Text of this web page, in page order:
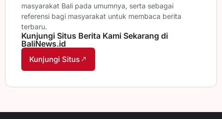
masyarakat Bali pada umumnya, serta sebagai
referensi bagi masyarakat untuk membaca berita
terbaru.
Kunjungi Situs Berita Kami Sekarang di
BaliNews.id
Kunjungi Situs